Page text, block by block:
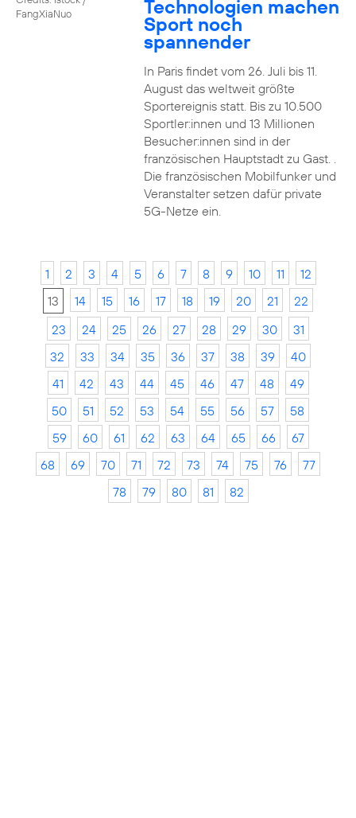
FangXiaNuo
Technologien machen
Sport noch
spannender
In Paris findet vom 26. Juli bis 11.
August das weltweit größte
Sportereignis statt. Bis zu 10.500
Sportler:innen und 13 Millionen
Besucher:innen sind in der
französischen Hauptstadt zu Gast. .
Die französischen Mobilfunker und
Veranstalter setzen dafür private
5G-Netze ein.
1 2 3 4 5 6 7 8 9 10 11
12
13
14 15 16 17 18 19 20 21
22
23
24 25 26 27 28 29 30
31
32
33 34 35 36 37 38 39
40
41
42 43 44 45 46 47 48
49
50
51 52 53 54 55 56 57
58
59
60 61 62 63 64 65 66
67
68
69 70 71 72 73 74 75 76
77
78
79 80 81 82